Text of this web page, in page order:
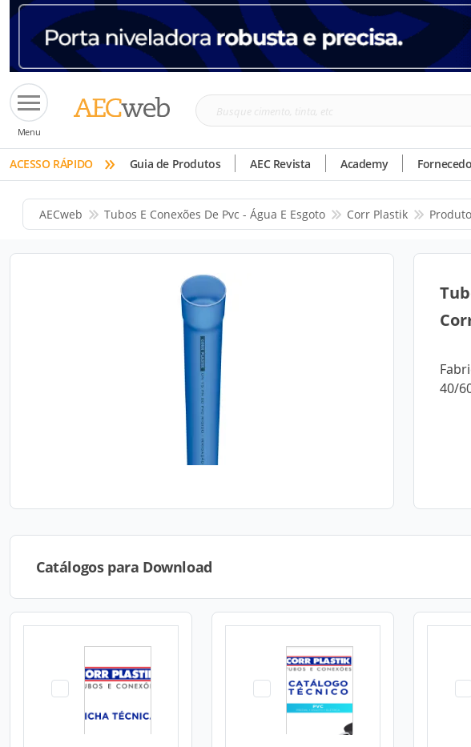
Menu
Busque
tinta,
etc
ACESSO RÁPIDO » Guia de Produtos AEC Revista Academy
AECweb Tubos E Conexões De Pvc - Água E Esgoto Corr Plastik
40/
Catálogos para Download